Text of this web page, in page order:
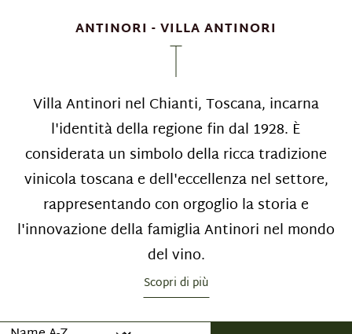
ANTINORI - VILLA ANTINORI
Villa Antinori nel Chianti, Toscana, incarna
l'identità della regione fin dal 1928. È
considerata un simbolo della ricca tradizione
vinicola toscana e dell'eccellenza nel settore,
rappresentando con orgoglio la storia e
l'innovazione della famiglia Antinori nel mondo
del vino.
Scopri di più